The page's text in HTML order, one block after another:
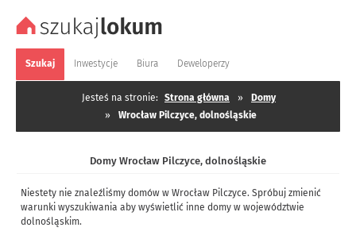
Szukaj Inwestycje Biura Deweloperzy
Jesteś na stronie: Strona główna »
Domy
»
Wrocław Pilczyce, dolnośląskie
Domy Wrocław Pilczyce, dolnośląskie
Niestety nie znaleźliśmy domów w Wrocław Pilczyce. Spróbuj zmienić
warunki wyszukiwania aby wyświetlić inne domy w województwie
dolnośląskim.